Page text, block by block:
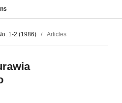
1-2 (1986) / Articles